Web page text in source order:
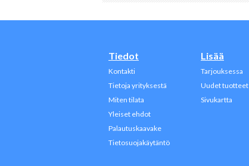
Tiedot
Kontakti
Tietoja yrityksestä
Miten tilata
Yleiset ehdot
Palautuskaavake
Tietosuojakäytäntö
Lisää
Tarjouksessa
Uudet tuotteet
Sivukartta